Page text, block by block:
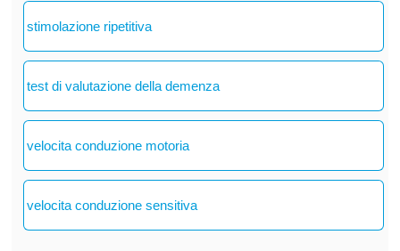
stimolazione ripetitiva
test di valutazione della demenza
velocita conduzione motoria
velocita conduzione sensitiva